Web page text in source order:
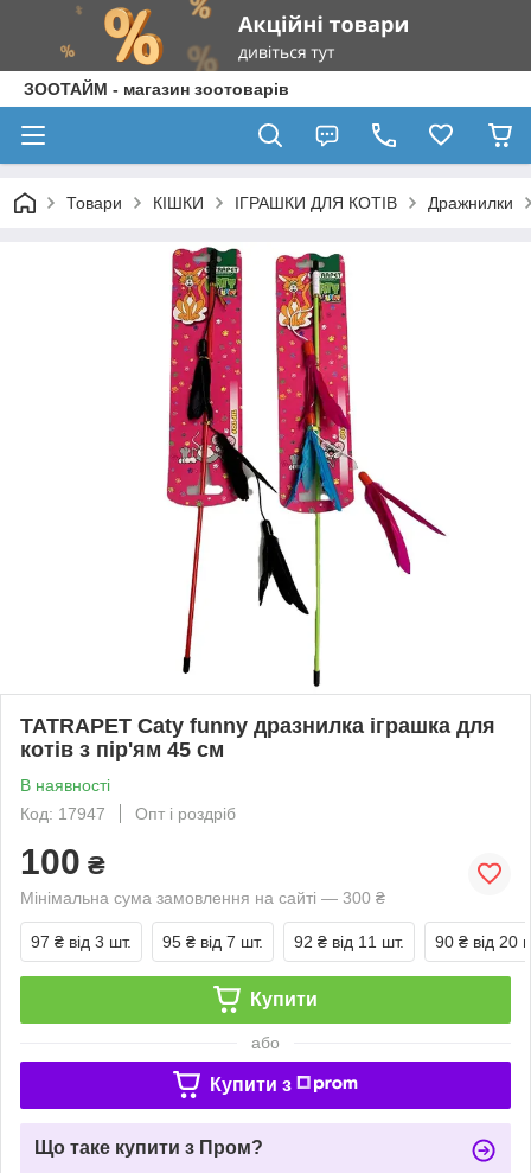
ЗООТАЙМ - магазин зоотоварів
Товари КІШКИ ІГРАШКИ ДЛЯ КОТІВ Дражнилки
TATRAPET Caty funny дразнилка іграшка для
котів з пір'ям 45 см
В наявності
Код: 17947
Опт і роздріб
100 ₴
Мінімальна сума замовлення на сайті — 300 ₴
97 ₴ від 3 шт. 95 ₴ від 7 шт. 92 ₴ від 11 шт. 90 ₴ від 20
Купити
або
Купити з
Що таке купити з Пром?